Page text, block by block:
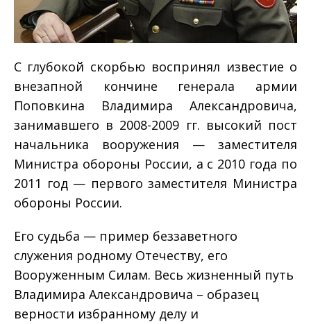
С глубокой скорбью воспринял известие о
внезапной кончине генерала армии
Поповкина Владимира Александровича,
занимавшего в 2008-2009 гг. высокий пост
начальника вооружения — заместителя
Министра обороны России, а с 2010 года по
2011 год — первого заместителя Министра
обороны России.
Его судьба — пример беззаветного
служения родному Отечеству, его
Вооруженным Силам. Весь жизненный путь
Владимира Александровича – образец
верности избранному делу и